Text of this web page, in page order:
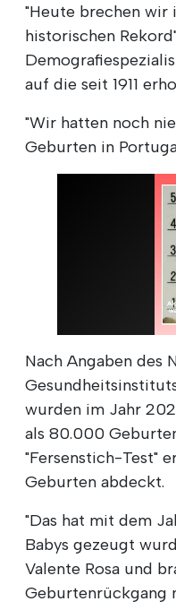
"Heute brechen wir
historischen
auf die seit 1911
"Wir hatten noch
Geburten in
Nach Angaben des
wurden im Jahr
als 80.000
"Fersenstich-Test"
Geburten abdeckt.
"Das hat mit dem
Babys gezeugt
Valente Rosa und
Geburtenrückgang